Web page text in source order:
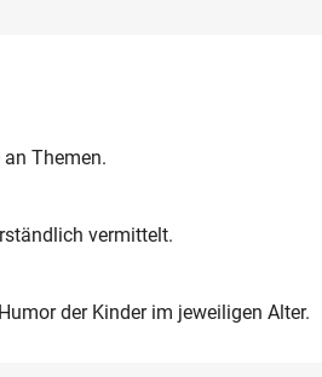
Themen.
vermittelt.
der Kinder im jeweiligen Alter.